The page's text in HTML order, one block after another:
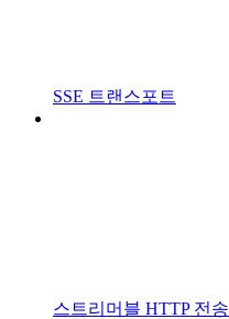
SSE 트랜스포트
스트리머블 HTTP 전송